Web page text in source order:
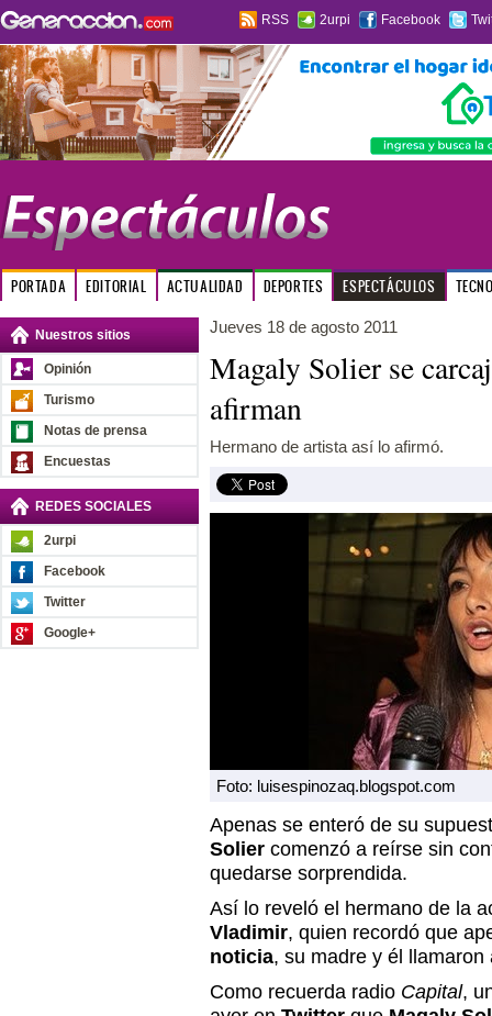
RSS 2urpi Facebook
PORTADA EDITORIAL ACTUALIDAD DEPORTES ESPECTÁCULOS
Nuestros sitios
Opinión
Turismo
Notas de prensa
Encuestas
REDES SOCIALES
2urpi
Facebook
Twitter
Google+
Jueves 18 de agosto 2011
Magaly Solier se
afirman
Hermano de artista así lo afirmó.
Foto: luisespinozaq.blogspot.com
Apenas se enteró de su
Solier comenzó a reírse sin
quedarse sorprendida.
Así lo reveló el hermano de la
Vladimir, quien recordó que
noticia, su madre y él
Como recuerda radio Capital,